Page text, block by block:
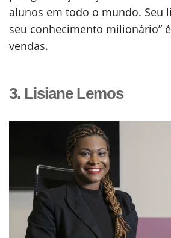
alunos em todo o mundo. Seu
seu conhecimento milionário”
vendas.
3. Lisiane Lemos